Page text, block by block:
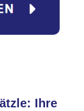
Ihre